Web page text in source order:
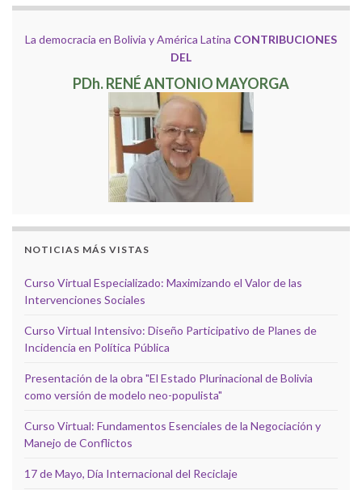
La democracia en Bolivia y América Latina CONTRIBUCIONES
DEL
PDh. RENÉ ANTONIO MAYORGA
NOTICIAS MÁS VISTAS
Curso Virtual Especializado: Maximizando el Valor de las
Intervenciones Sociales
Curso Virtual Intensivo: Diseño Participativo de Planes de
Incidencia en Política Pública
Presentación de la obra "El Estado Plurinacional de Bolivia
como versión de modelo neo-populista"
Curso Virtual: Fundamentos Esenciales de la Negociación y
Manejo de Conflictos
17 de Mayo, Día Internacional del Reciclaje